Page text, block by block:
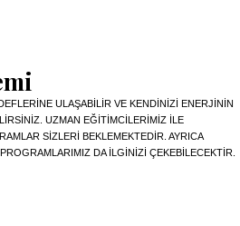
ULAŞABILIR VE KENDINIZI ENERJININ
UZMAN EĞITIMCILERIMIZ ILE
SIZLERI BEKLEMEKTEDIR. AYRICA
DA ILGINIZI ÇEKEBILECEKTIR.